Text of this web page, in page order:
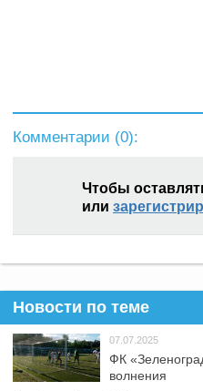
Комментарии (0):
Чтобы
или
Новости по теме
07.07.2025
ФК
волнения